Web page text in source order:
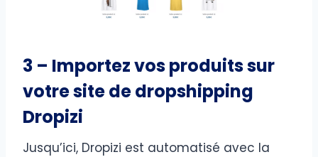
3 – Importez vos produits sur
votre site de dropshipping
Dropizi
Jusqu’ici, Dropizi est automatisé avec la